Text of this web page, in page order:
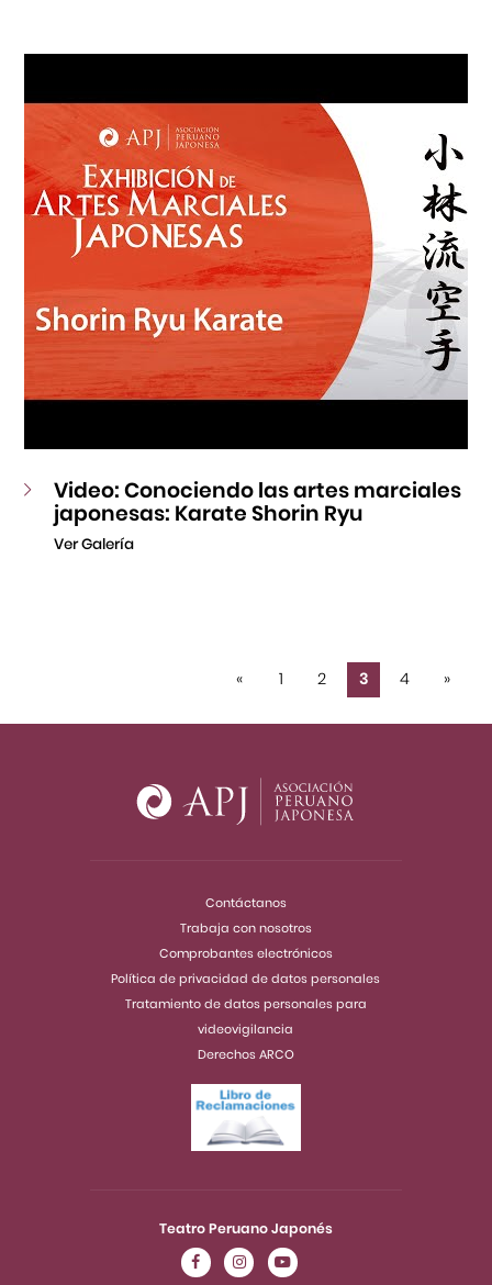
Video: Conociendo las artes marciales
japonesas: Karate Shorin Ryu
Ver Galería
« 1 2 3 4 »
Teatro Peruano Japonés
Contáctanos
Trabaja con nosotros
Comprobantes electrónicos
Política de privacidad de datos personales
Tratamiento de datos personales para
videovigilancia
Derechos ARCO